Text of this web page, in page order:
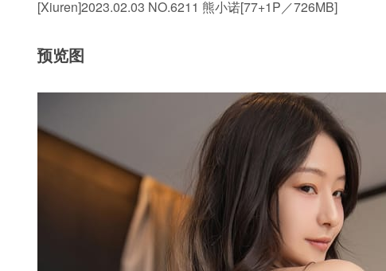
[Xiuren]2023.02.03 NO.6211 熊小诺[77+1P／726MB]
预览图